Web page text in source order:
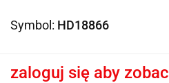
Symbol: HD18866
zaloguj się aby